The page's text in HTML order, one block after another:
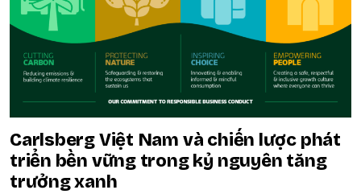
Carlsberg Việt Nam và chiến lược phát
triển bền vững trong kỷ nguyên tăng
trưởng xanh